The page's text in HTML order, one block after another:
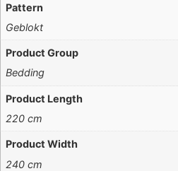
Pattern
Geblokt
Product Group
Bedding
Product Length
220 cm
Product Width
240 cm